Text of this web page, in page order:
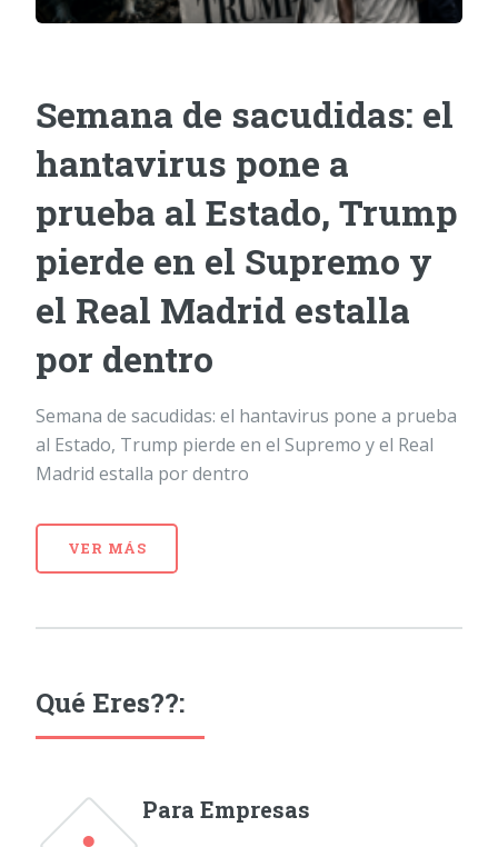
Semana de sacudidas: el
hantavirus pone a
prueba al Estado, Trump
pierde en el Supremo y
el Real Madrid estalla
por dentro
Semana de sacudidas: el hantavirus pone a prueba
al Estado, Trump pierde en el Supremo y el Real
Madrid estalla por dentro
VER MÁS
Qué Eres??:
Para Empresas